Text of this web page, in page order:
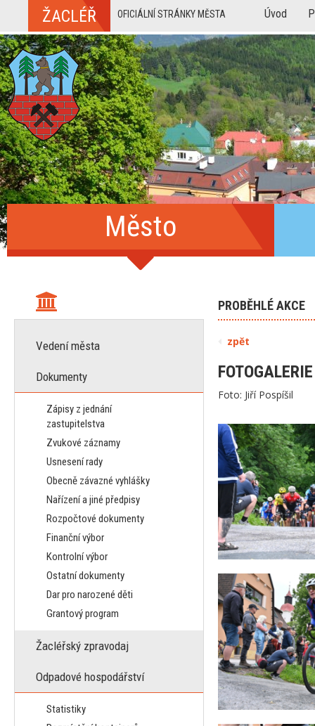
ŽACLÉŘ OFICIÁLNÍ STRÁNKY MĚSTA Úvod
Město
Vedení města
Dokumenty
Zápisy z jednání
zastupitelstva
Zvukové záznamy
Usnesení rady
Obecně závazné vyhlášky
Nařízení a jiné předpisy
Rozpočtové dokumenty
Finanční výbor
Kontrolní výbor
Ostatní dokumenty
Dar pro narozené děti
Grantový program
Žacléřský zpravodaj
Odpadové hospodářství
Statistiky
PROBĚHLÉ AKCE
zpět
Foto: Jiří Pospíšil